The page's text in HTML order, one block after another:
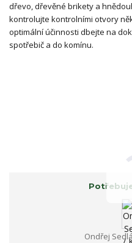
dřevo, dřevěné brikety a
kontrolujte kontrolními otvory
optimální účinnosti dbejte na
spotřebič a do komínu.
Ondřej